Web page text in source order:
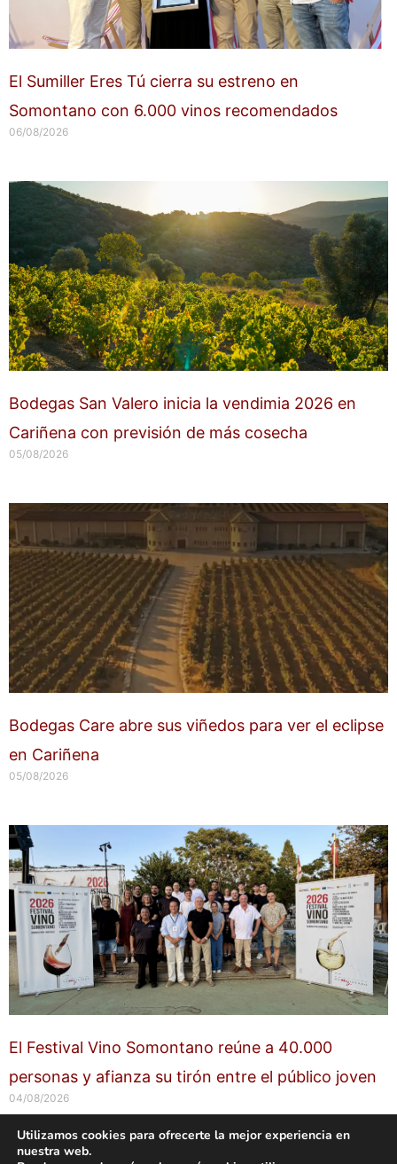
El Sumiller Eres Tú cierra su estreno en
Somontano con 6.000 vinos recomendados
06/08/2026
Bodegas San Valero inicia la vendimia 2026 en
Cariñena con previsión de más cosecha
05/08/2026
Bodegas Care abre sus viñedos para ver el eclipse
en Cariñena
05/08/2026
El Festival Vino Somontano reúne a 40.000
personas y afianza su tirón entre el público joven
04/08/2026
Copyright © 2026 labuenavidaenzaragoza.com
Utilizamos cookies para ofrecerte la mejor experiencia en
nuestra web.